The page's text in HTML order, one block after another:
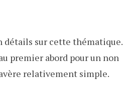
détails sur cette thématique.
premier abord pour un non
relativement simple.